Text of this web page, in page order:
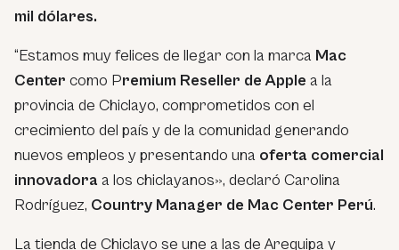
mil dólares.
“Estamos muy felices de llegar con la marca Mac
Center como Premium Reseller de Apple a la
provincia de Chiclayo, comprometidos con el
crecimiento del país y de la comunidad generando
nuevos empleos y presentando una oferta comercial
innovadora a los chiclayanos», declaró Carolina
Rodríguez, Country Manager de Mac Center Perú.
La tienda de Chiclayo se une a las de Arequipa y